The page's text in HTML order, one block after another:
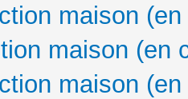
maison
maison (en
maison